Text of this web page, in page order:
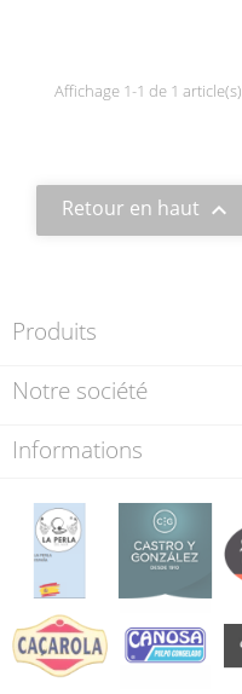
Affichage 1-1 de 1 article(s)
Retour en haut 
Produits
Notre société
Informations